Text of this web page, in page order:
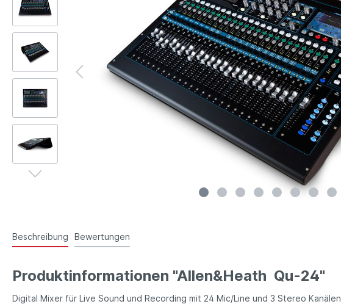
Beschreibung Bewertungen
Produktinformationen "Allen&Heath Qu-24"
Digital Mixer für Live Sound und Recording mit 24 Mic/Line und 3 Stereo Kanälen